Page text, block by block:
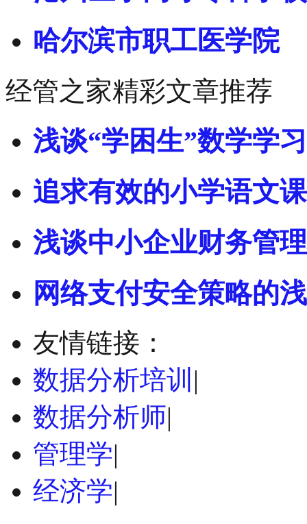
哈尔滨市职工医学院
经管之家精彩文章推荐
浅谈“学困生”数学学
追求有效的小学语文
浅谈中小企业财务管
网络支付安全策略的
友情链接：
数据分析培训 |
数据分析师|
管理学|
经济学|